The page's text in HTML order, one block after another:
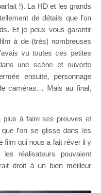
!). La HD et les grands
de détails que l’on
Et je peux vous garantir
à de (très) nombreuses
vu toutes ces petites
une scène et ouverte
ensuite, personnage
caméras… Mais au final,
plus à faire ses preuves et
l’on se glisse dans les
film qui nous a fait rêver il y
réalisateurs pouvaient
droit à un bien meilleur